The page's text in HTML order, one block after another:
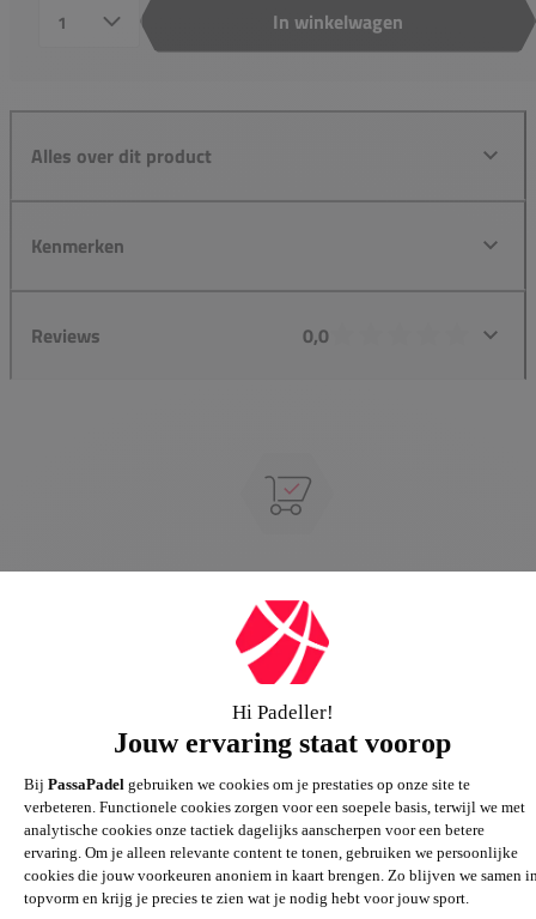
In winkelwagen
Alles over dit product
Kenmerken
Reviews 0,0
Groot assortiment
Gigantisch assortiment met meer dan 21.000+
artikelen
Passie voor de sport